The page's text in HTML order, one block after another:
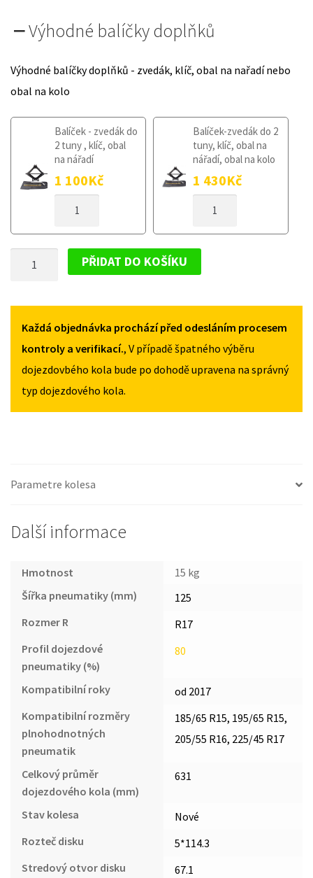
Výhodné balíčky doplňků
Výhodné balíčky doplňků - zvedák, klíč, obal na nařadí nebo
obal na kolo
Balíček - zvedák do
2 tuny , klíč, obal
na nářadí
1 100Kč
KOLESO
OD
Balíček-zvedák do 2
tuny, klíč, obal na
nářadí, obal na kolo
1 430Kč
KOLESO
OD
I30
OD
125/80R17
MNOŽSTVÍ
PŘIDAT DO KOŠÍKU
Každá objednávka prochází před odesláním procesem
kontroly a verifikací., V případě špatného výběru
dojezdovbého kola bude po dohodě upravena na správný
typ dojezdového kola.
Parametre kolesa
Další informace
Hmotnost
15 kg
Šířka pneumatiky (mm)
125
Rozmer R
R17
Profil dojezdové
pneumatiky (%)
80
Kompatibilní roky
od 2017
Kompatibilní rozměry
plnohodnotných
pneumatik
185/65 R15, 195/65 R15,
205/55 R16, 225/45 R17
Celkový průměr
dojezdového kola (mm)
631
Stav kolesa
Nové
Rozteč disku
5*114.3
Stredový otvor disku
67.1